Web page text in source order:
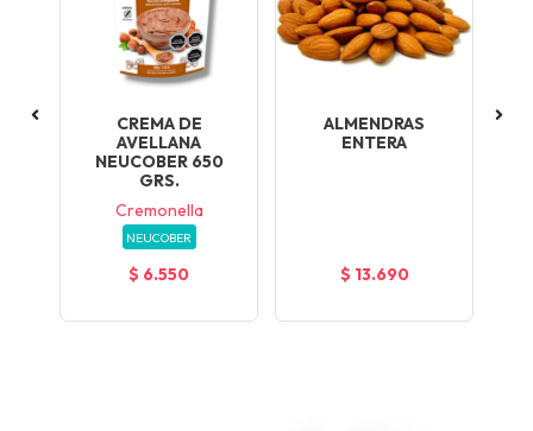
CREMA DE
AVELLANA
NEUCOBER 650
GRS.
Cremonella
NEUCOBER
$ 6.550
ALMENDRAS
ENTERA
$ 13.690